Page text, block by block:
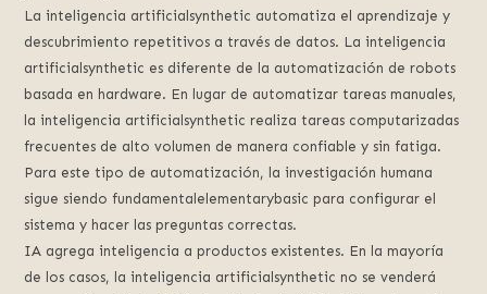
La inteligencia artificialsynthetic automatiza el aprendizaje y
descubrimiento repetitivos a través de datos. La inteligencia
artificialsynthetic es diferente de la automatización de robots
basada en hardware. En lugar de automatizar tareas manuales,
la inteligencia artificialsynthetic realiza tareas computarizadas
frecuentes de alto volumen de manera confiable y sin fatiga.
Para este tipo de automatización, la investigación humana
sigue siendo fundamentalelementarybasic para configurar el
sistema y hacer las preguntas correctas.
IA agrega inteligencia a productos existentes. En la mayoría
de los casos, la inteligencia artificialsynthetic no se venderá